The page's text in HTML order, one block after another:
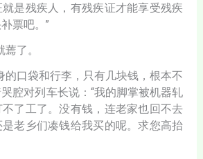
是残疾人，有残疾证才能享受残疾
票吧。”
了。
的口袋和行李，只有几块钱，根本不
腔对列车长说：“我的脚掌被机器轧
了工了。没有钱，连老家也回不去
老乡们凑钱给我买的呢。求您高抬